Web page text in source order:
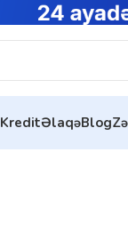
KreditƏlaqəBlog